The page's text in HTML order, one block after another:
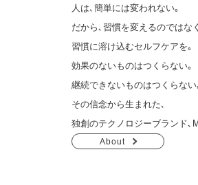
人は､簡単には変われない｡
だから､習慣を変えるのではな
習慣に溶け込むセルフケアを｡
効果のないものはつくらない｡
継続できないものはつくらない
その信念から生まれた､
独創のテクノロジーブランド､
About